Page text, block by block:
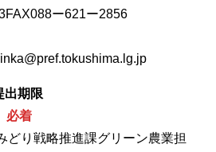
ー621ー2856
出期限
必着
どり戦略推進課グリーン農業担